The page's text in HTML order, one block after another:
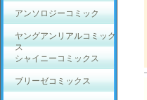
アンソロジーコミック
ヤングアンリアルコミック
ス
シャイニーコミックス
ブリーゼコミックス